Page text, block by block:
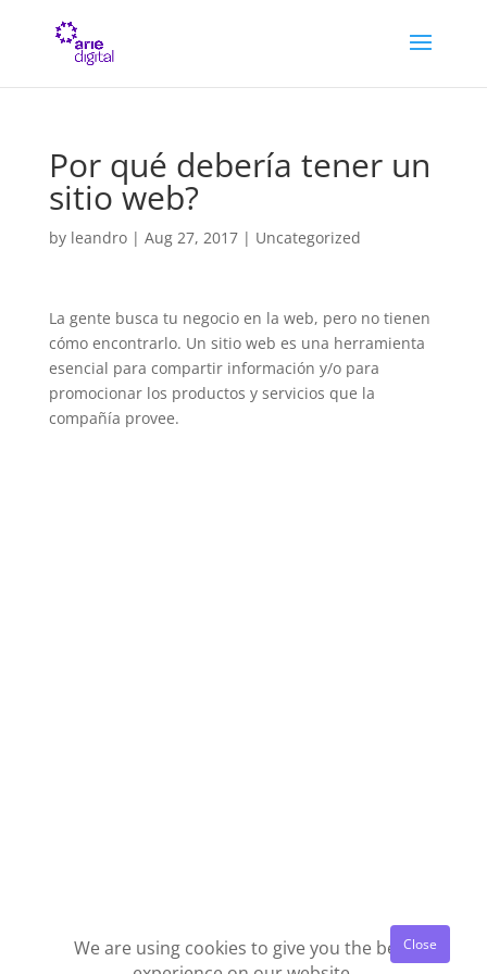
Por qué debería tener un
sitio web?
by leandro| Aug 27, 2017| Uncategorized
La gente busca tu negocio en la web, pero no tienen
cómo encontrarlo. Un sitio web es una herramienta
esencial para compartir información y/o para
promocionar los productos y servicios que la
compañía provee.
We are using cookies to give you the best